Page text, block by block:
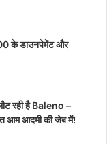
के डाउनपेमेंट और
रही है Baleno –
आम आदमी की जेब में!